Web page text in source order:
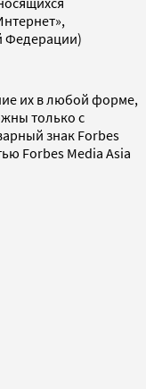
Федерации)
их в любой форме,
только с
знак Forbes
Forbes Media Asia